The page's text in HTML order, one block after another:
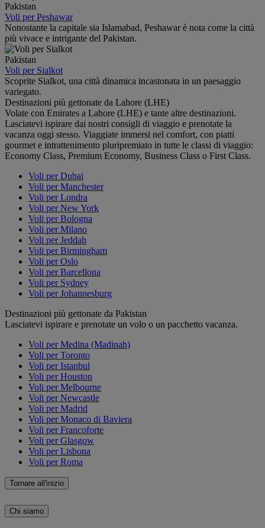
Pakistan
Voli per Peshawar
Nonostante la capitale sia Islamabad, Peshawar è nota come la città
più vivace e intrigante del Pakistan.
Pakistan
Voli per Sialkot
Scoprite Sialkot, una città dinamica incastonata in un paesaggio
variegato.
Destinazioni più gettonate da Lahore (LHE)
Volate con Emirates a Lahore (LHE) e tante altre destinazioni.
Lasciatevi ispirare dai nostri consigli di viaggio e prenotate la
vacanza oggi stesso. Viaggiate immersi nel comfort, con piatti
gourmet e intrattenimento pluripremiato in tutte le classi di viaggio:
Economy Class, Premium Economy, Business Class o First Class.
Voli per Dubai
Voli per Manchester
Voli per Londra
Voli per New York
Voli per Bologna
Voli per Milano
Voli per Jeddah
Voli per Birmingham
Voli per Oslo
Voli per Barcellona
Voli per Sydney
Voli per Johannesburg
Destinazioni più gettonate da Pakistan
Lasciatevi ispirare e prenotate un volo o un pacchetto vacanza.
Voli per Medina (Madinah)
Voli per Toronto
Voli per Istanbul
Voli per Houston
Voli per Melbourne
Voli per Newcastle
Voli per Madrid
Voli per Monaco di Baviera
Voli per Francoforte
Voli per Glasgow
Voli per Lisbona
Voli per Roma
Tornare all'inizio
Chi siamo